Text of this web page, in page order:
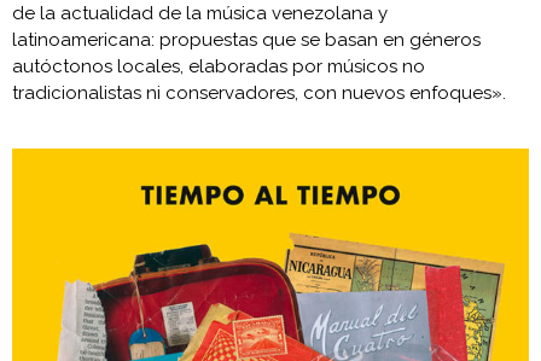
de la actualidad de la música venezolana y
latinoamericana: propuestas que se basan en géneros
autóctonos locales, elaboradas por músicos no
tradicionalistas ni conservadores, con nuevos enfoques».